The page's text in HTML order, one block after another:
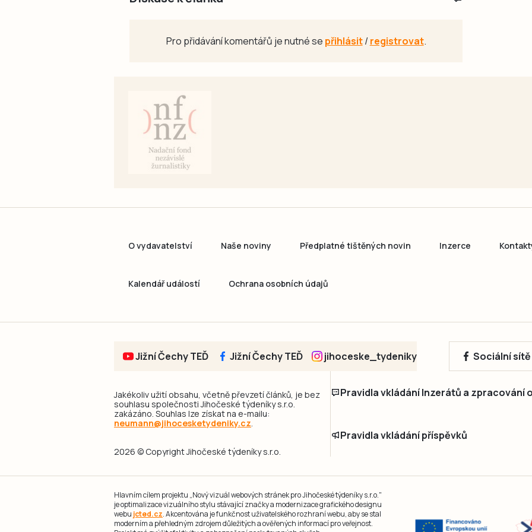
Pro přidávání komentářů je nutné se přihlásit/registrovat.
O vydavatelství Naše noviny Předplatné tištěných novin Inzerce
Kalendář událostí Ochrana osobních údajů
Jižní Čechy TEĎ Jižní Čechy TEĎ jihoceske_tydeniky Sociální
Jakékoliv užití obsahu, včetně převzetí článků, je bez
souhlasu společnosti Jihočeské týdeníky s.r.o.
zakázáno. Souhlas lze získat na e-mailu:
neumann@jihocesketydeniky.cz.
2026 © Copyright Jihočeské týdeníky s.r.o.
Pravidla vkládání Inzerátů a zpracování
Pravidla vkládání příspěvků
Hlavním cílem projektu „Nový vizuál webových stránek pro Jihočeské týdeníky s.r.o."
je optimalizace vizuálního stylu stávající značky a modernizace grafického designu
webu jcted.cz. Akcentována je funkčnost uživatelského rozhraní webu, aby se stal
moderním a přehledným zdrojem důležitých a ověřených informací pro veřejnost.